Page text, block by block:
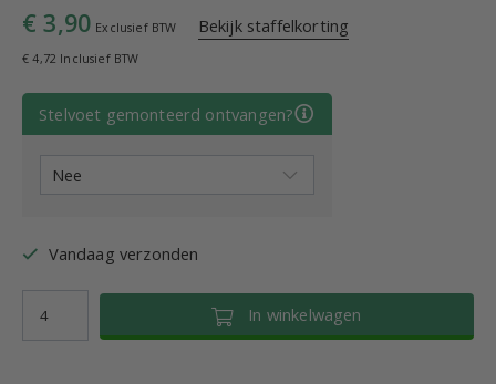
€ 3,90 Exclusief BTW Bekijk staffelkorting
€ 4,72 Inclusief BTW
Stelvoet gemonteerd ontvangen?
Vandaag verzonden
In winkelwagen